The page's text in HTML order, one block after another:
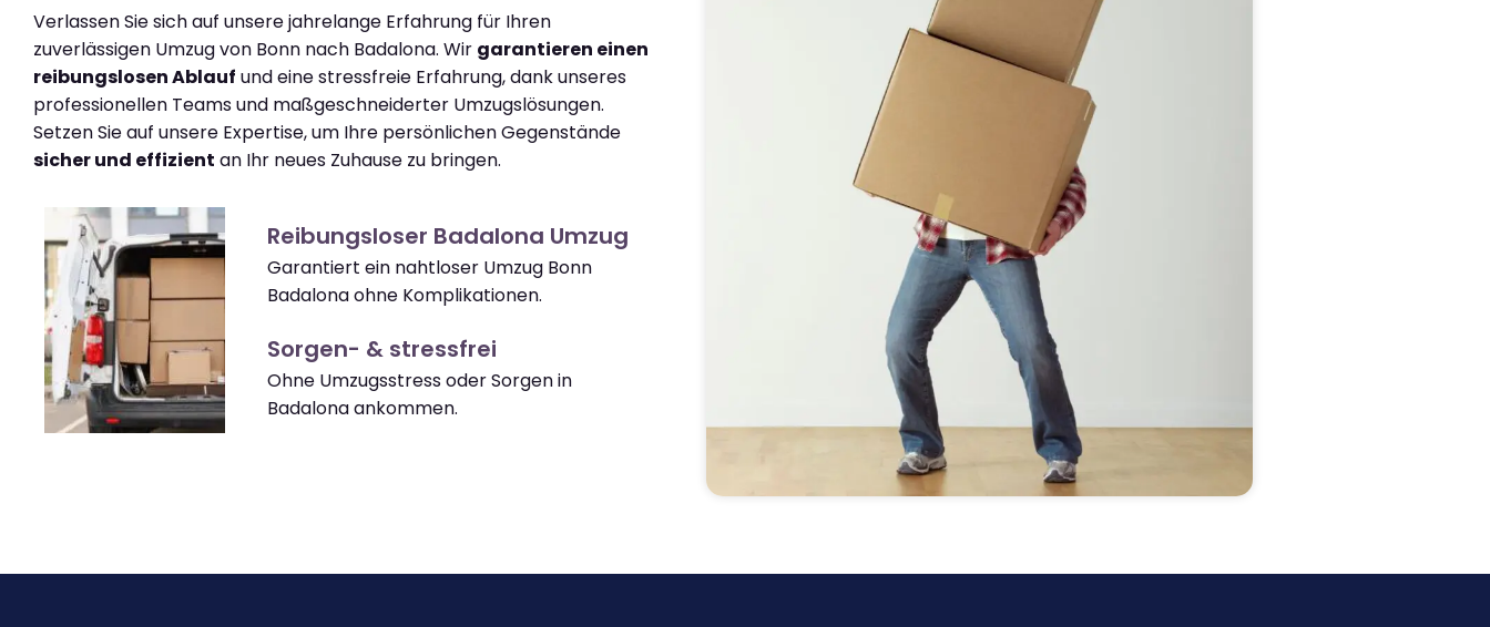
Verlassen Sie sich auf unsere jahrelange Erfahrung für Ihren
zuverlässigen Umzug von Bonn nach Badalona. Wir garantieren einen
reibungslosen Ablauf und eine stressfreie Erfahrung, dank unseres
professionellen Teams und maßgeschneiderter Umzugslösungen.
Setzen Sie auf unsere Expertise, um Ihre persönlichen Gegenstände
sicher und effizient an Ihr neues Zuhause zu bringen.
Reibungsloser Badalona Umzug
Garantiert ein nahtloser Umzug Bonn
Badalona ohne Komplikationen.
Sorgen- & stressfrei
Ohne Umzugsstress oder Sorgen in
Badalona ankommen.